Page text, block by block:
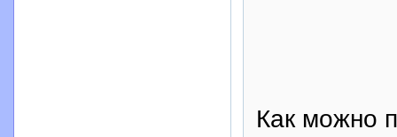
Как можно